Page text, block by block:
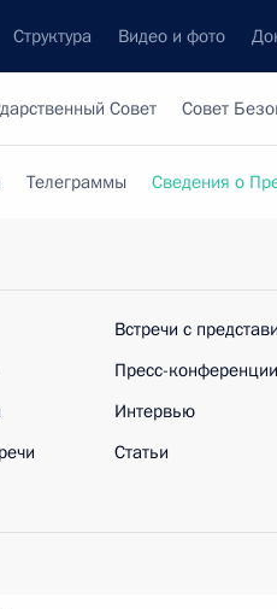
Структура Видео и фото
Совет Совет
Телеграммы Сведения о
Встречи с
Пресс-конференции
Интервью
Статьи